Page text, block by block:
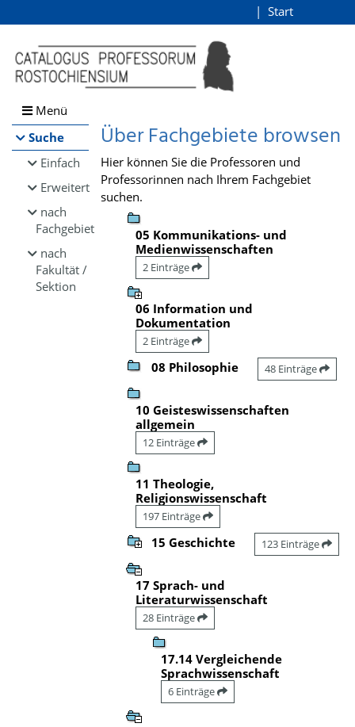
Browsen
direkt zum Inhalt
Start
Menü
Suche
Einfach
Erweitert
nach
Fachgebiet
nach
Fakultät /
Sektion
Über Fachgebiete browsen
Hier können Sie die Professoren und
Professorinnen nach Ihrem Fachgebiet
suchen.
05 Kommunikations- und
Medienwissenschaften
2 Einträge
06 Information und
Dokumentation
2 Einträge
08 Philosophie 48 Einträge
10 Geisteswissenschaften
allgemein
12 Einträge
11 Theologie,
Religionswissenschaft
197 Einträge
15 Geschichte 123 Einträge
17 Sprach- und
Literaturwissenschaft
28 Einträge
17.14 Vergleichende
Sprachwissenschaft
6 Einträge